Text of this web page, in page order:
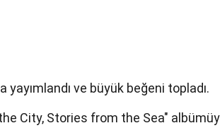
yayımlandı ve büyük beğeni topladı.
City, Stories from the Sea"